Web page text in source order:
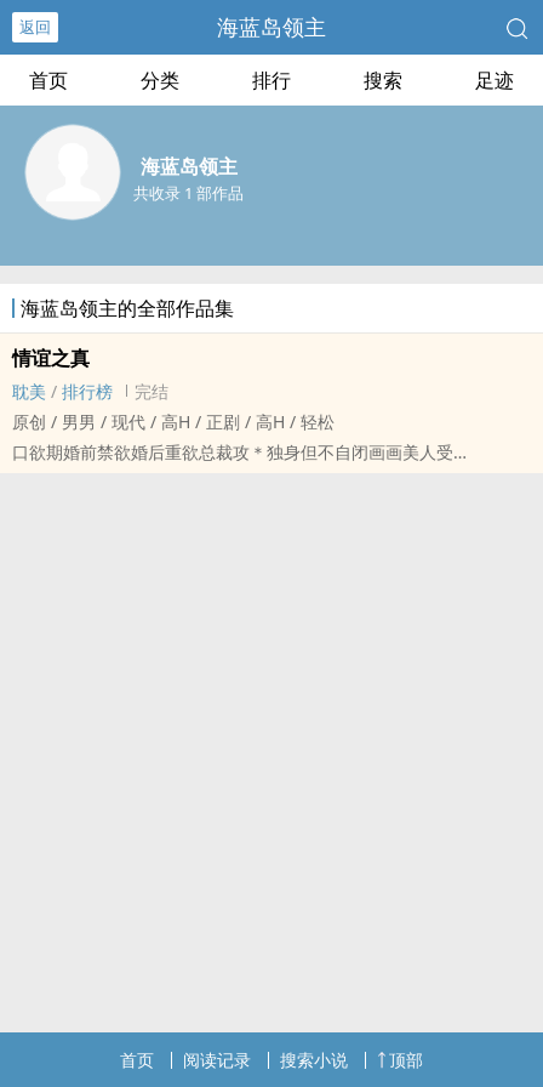
返回 海蓝岛领主
首页 分类 排行 搜索 足迹
海蓝岛领主
共收录 1 部作品
海蓝岛领主的全部作品集
情谊之真
耽美 / 排行榜
完结
原创 / 男男 / 现代 / ‎高‌‌‍H‌‎‍ / 正剧 / ‎高‌‌‍H‌‎‍ / 轻松
口欲期婚前禁欲婚后重欲总裁攻＊独身但不自闭画画美人受
首页 阅读记录 搜索小说 顶部